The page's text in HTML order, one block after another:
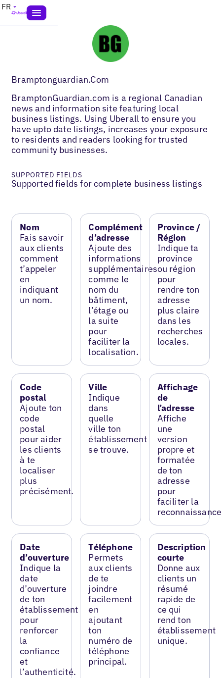
FR
Bramptonguardian.Com
BramptonGuardian.com is a regional Canadian
news and information site featuring local
business listings. Using Uberall to ensure you
have upto date listings, increases your exposure
to residents and readers looking for trusted
community businesses.
SUPPORTED FIELDS
Supported fields for complete business listings
Nom
Fais savoir
aux clients
comment
t’appeler
en
indiquant
un nom.
Complément
d’adresse
Ajoute des
informations
supplémentaires
comme le
nom du
bâtiment,
l’étage ou
la suite
pour
faciliter la
localisation.
Province /
Région
Indique ta
province
ou région
pour
rendre ton
adresse
plus claire
dans les
recherches
locales.
Code
postal
Ajoute ton
code
postal
pour aider
les clients
à te
localiser
plus
précisément.
Ville
Indique
dans
quelle
ville ton
établissement
se trouve.
Affichage
de
l’adresse
Affiche
une
version
propre et
formatée
de ton
adresse
pour
faciliter la
Date
d’ouverture
Indique la
date
d’ouverture
de ton
établissement
pour
renforcer
la
confiance
et
l’authenticité.
Téléphone
Permets
aux clients
de te
joindre
facilement
en
ajoutant
ton
numéro de
téléphone
principal.
Description
courte
Donne aux
clients un
résumé
rapide de
ce qui
rend ton
établissement
unique.